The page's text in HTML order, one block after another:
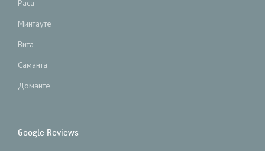
Раса
Минтауте
Вита
Саманта
Доманте
Google Reviews